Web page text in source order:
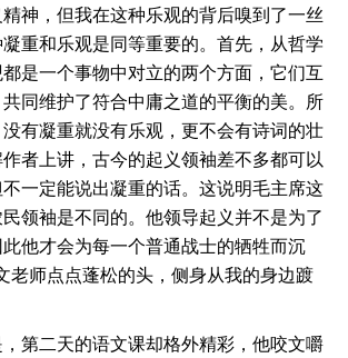
神，但我在这种乐观的背后嗅到了一丝
重和乐观是同等重要的。首先，从哲学
都是一个事物中对立的两个方面，它们互
同维护了符合中庸之道的平衡的美。所
有凝重就没有乐观，更不会有诗词的壮
者上讲，古今的起义领袖差不多都可以
一定能说出凝重的话。这说明毛主席这
领袖是不同的。他领导起义并不是为了
他才会为每一个普通战士的牺牲而沉
老师点点蓬松的头，侧身从我的身边踱
二天的语文课却格外精彩，他咬文嚼